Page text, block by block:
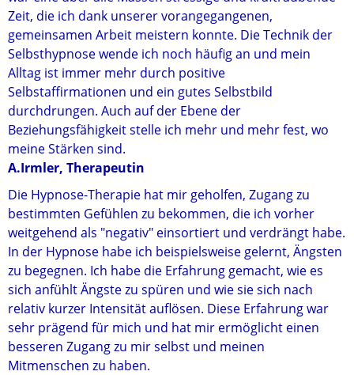
Zeit, die ich dank unserer vorangegangenen,
gemeinsamen Arbeit meistern konnte. Die Technik der
Selbsthypnose wende ich noch häufig an und mein
Alltag ist immer mehr durch positive
Selbstaffirmationen und ein gutes Selbstbild
durchdrungen. Auch auf der Ebene der
Beziehungsfähigkeit stelle ich mehr und mehr fest, wo
meine Stärken sind.
A.Irmler, Therapeutin
Die Hypnose-Therapie hat mir geholfen, Zugang zu
bestimmten Gefühlen zu bekommen, die ich vorher
weitgehend als "negativ" einsortiert und verdrängt habe.
In der Hypnose habe ich beispielsweise gelernt, Ängsten
zu begegnen. Ich habe die Erfahrung gemacht, wie es
sich anfühlt Ängste zu spüren und wie sie sich nach
relativ kurzer Intensität auflösen. Diese Erfahrung war
sehr prägend für mich und hat mir ermöglicht einen
besseren Zugang zu mir selbst und meinen
Mitmenschen zu haben.